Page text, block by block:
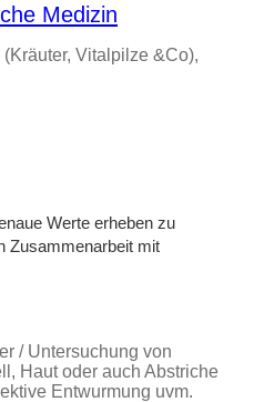
Medizin
Vitalpilze &Co),
Werte erheben zu
Zusammenarbeit mit
/ Untersuchung von
Haut oder auch Abstriche
Entwurmung uvm.